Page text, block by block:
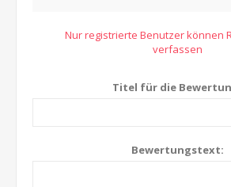
Nur registrierte Benutzer können
verfassen
Titel für die
Bewertungstext: